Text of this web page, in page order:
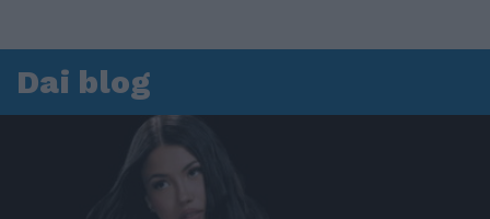
Dai blog